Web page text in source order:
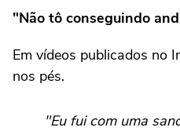
"Não tô conseguindo
Em vídeos publicados no
nos pés.
"Eu fui com uma